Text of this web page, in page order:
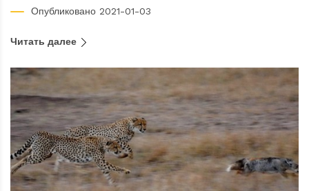
Опубликовано 2021-01-03
Читать далее